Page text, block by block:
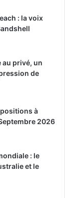
: la voix
au privé, un
de
à
2026
: le
et le